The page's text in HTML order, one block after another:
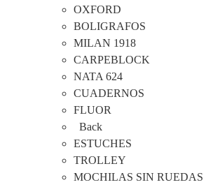
OXFORD
BOLIGRAFOS
MILAN 1918
CARPEBLOCK
NATA 624
CUADERNOS
FLUOR
Back
ESTUCHES
TROLLEY
MOCHILAS SIN RUEDAS